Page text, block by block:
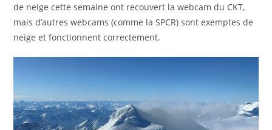
de neige cette semaine ont recouvert la webcam du CKT,
mais d’autres webcams (comme la SPCR) sont exemptes de
neige et fonctionnent correctement.